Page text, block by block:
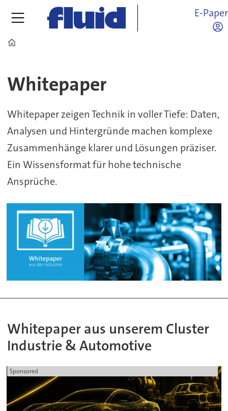
E-Paper
Fluid-
Whitepaper
–
Analysen
&
Fachwissen
Whitepaper
Whitepaper zeigen Technik in voller Tiefe: Daten,
Analysen und Hintergründe machen komplexe
Zusammenhänge klarer und Lösungen präziser.
Ein Wissensformat für hohe technische
Ansprüche.
Whitepaper aus unserem Cluster
Industrie & Automotive
Sponsored